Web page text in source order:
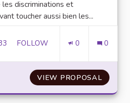
discriminations et
toucher aussi bien les...
33 FOLLOWERS
FOLLOW 0 0
VIEW PROPOSAL